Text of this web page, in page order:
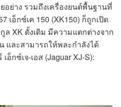
ย่าง รวมถึงเครื่องยนต์พื้นฐานที่
เอ็กซ์เค 150 (XK150) ก็ถูกเปิด
ล XK ดั้งเดิม มีความแตกต่างจาก
และสามารถให้พละกำลังได้
อ็กซ์เจ-เอส (Jaguar XJ-S):